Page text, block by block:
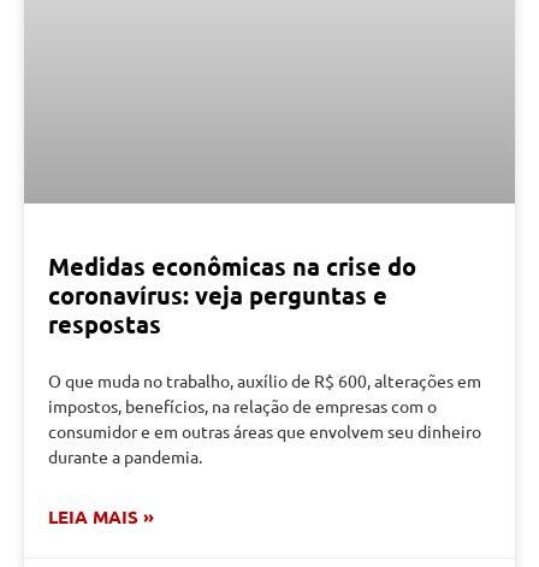
Medidas econômicas na crise do
coronavírus: veja perguntas e
respostas
O que muda no trabalho, auxílio de R$ 600, alterações em
impostos, benefícios, na relação de empresas com o
consumidor e em outras áreas que envolvem seu dinheiro
durante a pandemia.
LEIA MAIS »